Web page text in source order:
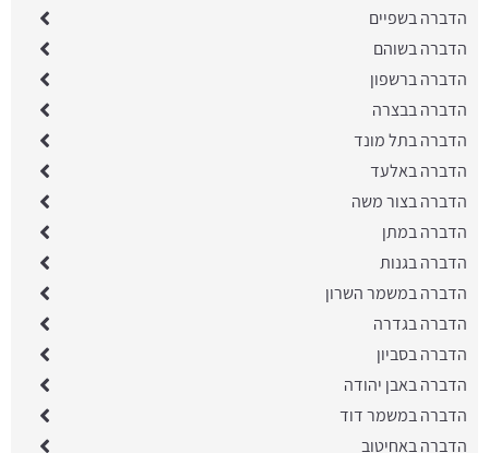
הדברה בשפיים
הדברה בשוהם
הדברה ברשפון
הדברה בבצרה
הדברה בתל מונד
הדברה באלעד
הדברה בצור משה
הדברה במתן
הדברה בגנות
הדברה במשמר השרון
הדברה בגדרה
הדברה בסביון
הדברה באבן יהודה
הדברה במשמר דוד
הדברה באחיטוב